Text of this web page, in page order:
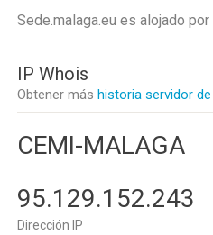
Sede.malaga.eu es alojado por
IP Whois
Obtener más historia servidor de
CEMI-MALAGA
95.129.152.243
Dirección IP